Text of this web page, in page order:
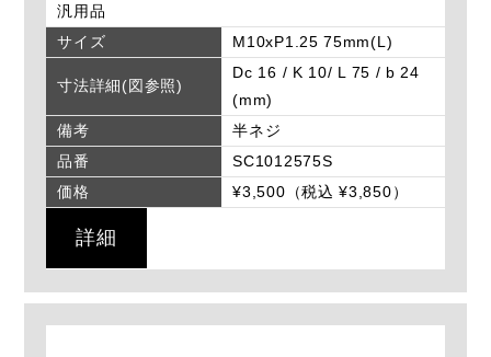
汎用品
サイズ
M10xP1.25 75mm(L)
寸法詳細(図参照)
Dc 16 / K 10/ L 75 / b 24
(mm)
備考
半ネジ
品番
SC1012575S
価格
¥3,500（税込 ¥3,850）
詳細